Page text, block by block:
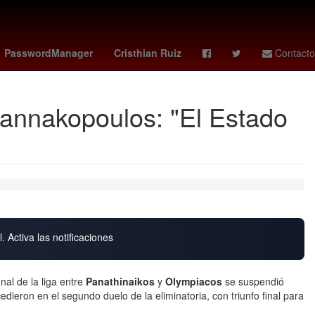
PasswordManager Cristhian Ruiz Contacto
Rosario China Empresa
"El Estado
Activa las notificaciones
de la liga entre Panathinaikos y Olympiacos se suspendió
en el segundo duelo de la eliminatoria, con triunfo final para